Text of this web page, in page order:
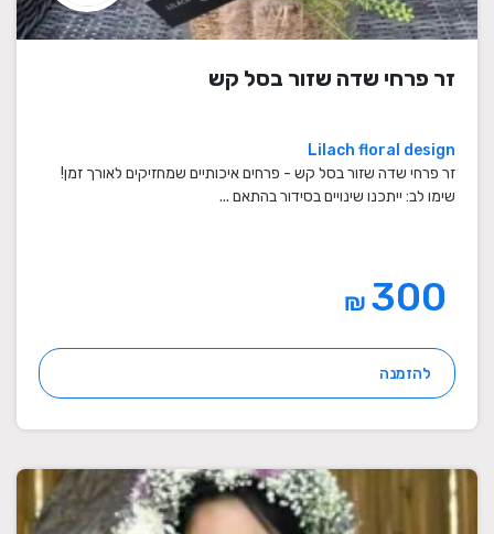
זר פרחי שדה שזור בסל קש
Lilach floral design
זר פרחי שדה שזור בסל קש - פרחים איכותיים שמחזיקים לאורך זמן!
שימו לב: ייתכנו שינויים בסידור בהתאם ...
₪
להזמנה